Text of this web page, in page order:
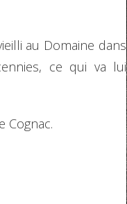
au Domaine dans
ce qui va lui
Cognac.